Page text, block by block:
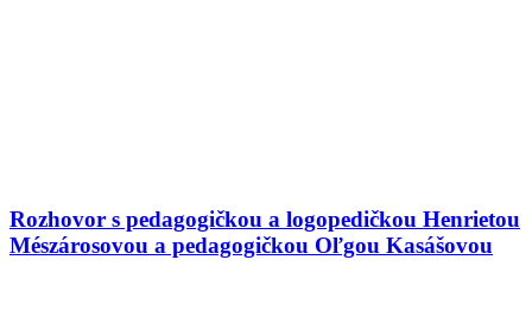
Rozhovor s pedagogičkou a logopedičkou Henrietou
Mészárosovou a pedagogičkou Oľgou Kasášovou